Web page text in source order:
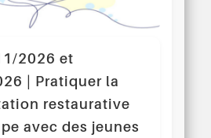
2026 et
| Pratiquer la
restaurative
avec des jeunes